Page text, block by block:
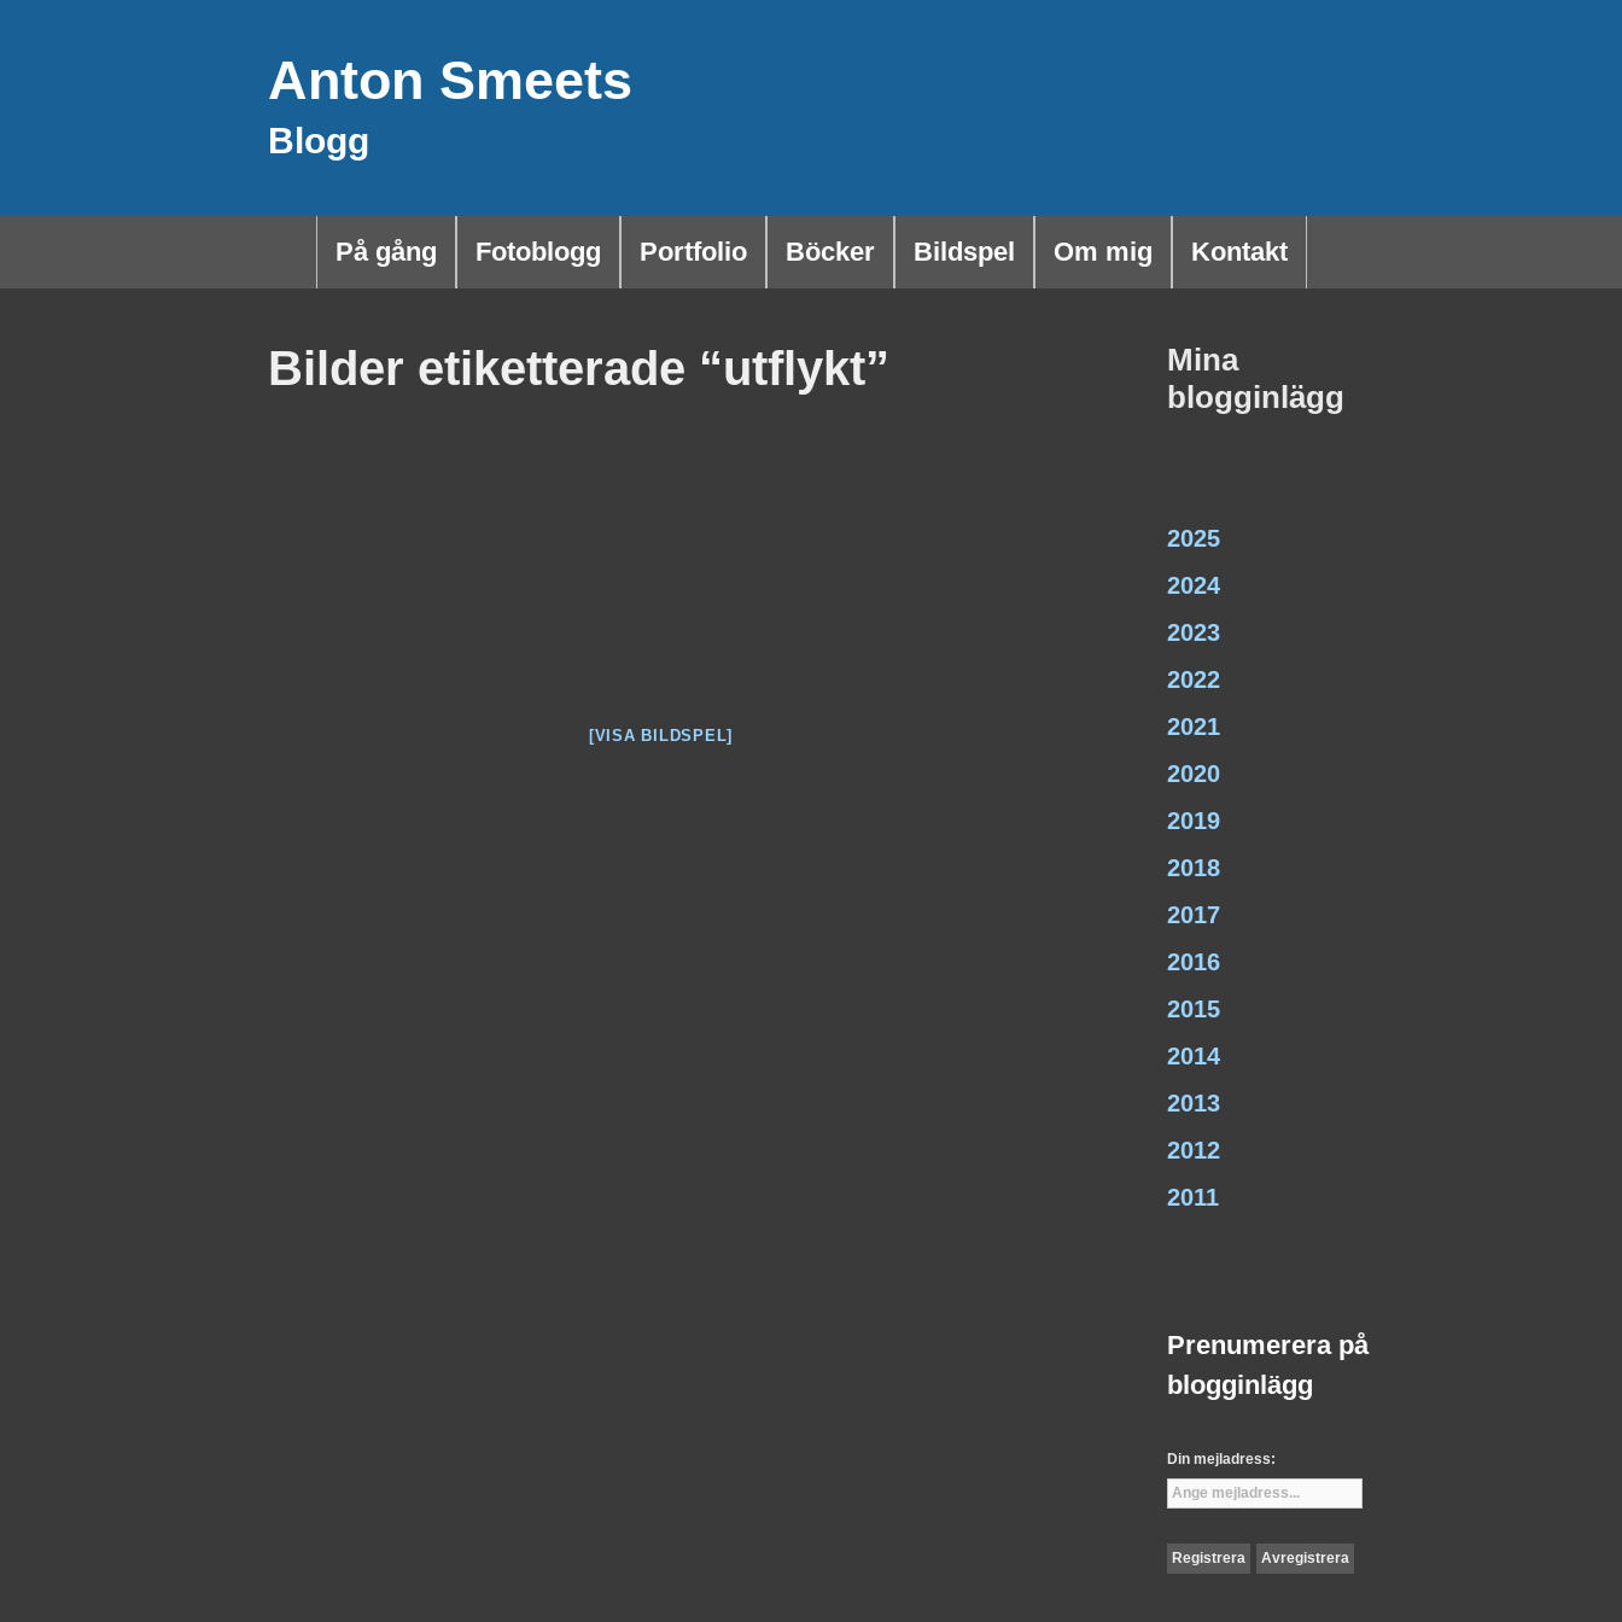
Anton Smeets
Blogg
På gång Fotoblogg Portfolio Böcker Bildspel Om mig Kontakt
Bilder etiketterade “utflykt”
[VISA BILDSPEL]
Mina
blogginlägg
2025
2024
2023
2022
2021
2020
2019
2018
2017
2016
2015
2014
2013
2012
2011
Prenumerera på
blogginlägg
Din mejladress: